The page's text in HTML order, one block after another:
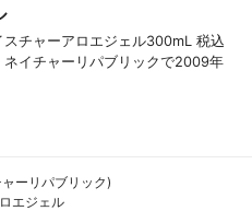
スチャーアロエジェル300mL 税込
イチャーリパブリックで2009年
ーリパブリック)
エジェル